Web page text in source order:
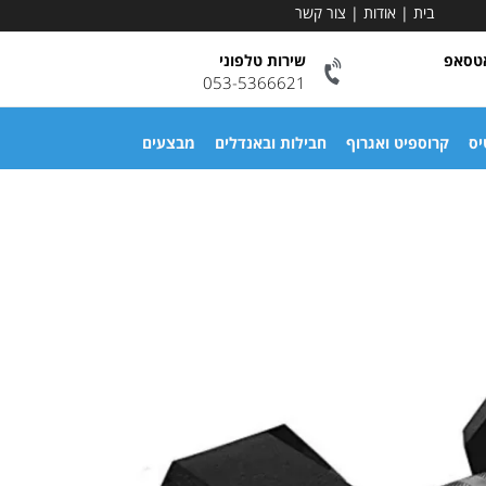
בית | אודות | צור קשר
שירות טלפוני
053-5366621
קרוספיט ואגרוף חבילות ובאנדלים מבצעים